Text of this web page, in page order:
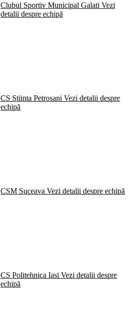
Clubul Sportiv Municipal Galati Vezi
detalii despre echipă
CS Stiinta Petrosani Vezi detalii despre
echipă
CSM Suceava Vezi detalii despre echipă
CS Politehnica Iasi Vezi detalii despre
echipă